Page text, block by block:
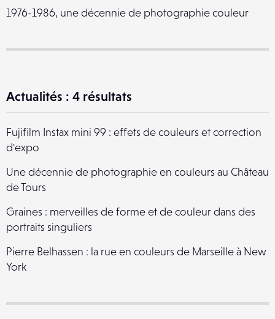
1976-1986, une décennie de photographie couleur
Actualités : 4 résultats
Fujifilm Instax mini 99 : effets de couleurs et correction
d'expo
Une décennie de photographie en couleurs au Château
de Tours
Graines : merveilles de forme et de couleur dans des
portraits singuliers
Pierre Belhassen : la rue en couleurs de Marseille à New
York